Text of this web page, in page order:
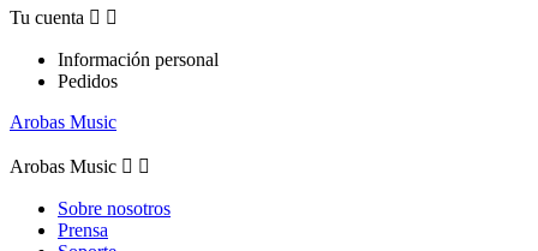
Tu cuenta  
Información personal
Pedidos
Arobas Music
Arobas Music  
Sobre nosotros
Prensa